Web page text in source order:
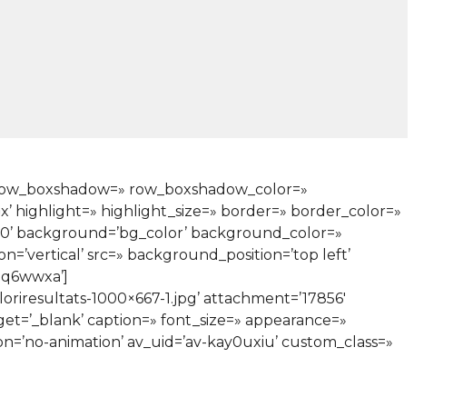
row_boxshadow_color=»
highlight=» highlight_size=» border=» border_color=»
background=’bg_color’ background_color=»
src=» background_position=’top left’
1000×667-1.jpg’ attachment=’17856′
caption=» font_size=» appearance=»
animation’ av_uid=’av-kay0uxiu’ custom_class=»